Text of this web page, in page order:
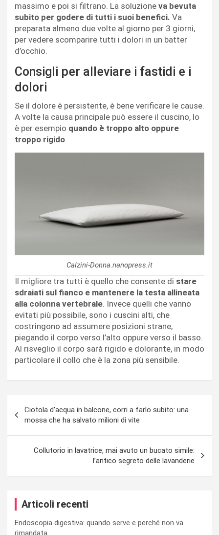
massimo e poi si filtrano. La soluzione va bevuta
subito per godere di tutti i suoi benefici. Va
preparata almeno due volte al giorno per 3 giorni,
per vedere scomparire tutti i dolori in un batter
d’occhio.
Consigli per alleviare i fastidi e i
dolori
Se il dolore è persistente, è bene verificare le cause.
A volte la causa principale può essere il cuscino, lo
è per esempio quando è troppo alto oppure
troppo rigido.
Calzini-Donna.nanopress.it
Il migliore tra tutti è quello che consente di stare
sdraiati sul fianco e mantenere la testa allineata
alla colonna vertebrale. Invece quelli che vanno
evitati più possibile, sono i cuscini alti, che
costringono ad assumere posizioni strane,
piegando il corpo verso l’alto oppure verso il basso.
Al risveglio il corpo sarà rigido e dolorante, in modo
particolare il collo che è la zona più sensibile.
articoli
Ciotola d’acqua in balcone, corri a farlo subito: una
mossa che ha salvato milioni di vite
Collutorio in lavatrice, mai avuto un bucato simile:
l’antico segreto delle lavanderie
Articoli recenti
Endoscopia digestiva: quando serve e perché non va
rimandata